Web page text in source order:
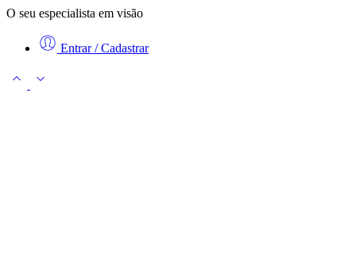
O seu especialista em visão
Entrar / Cadastrar